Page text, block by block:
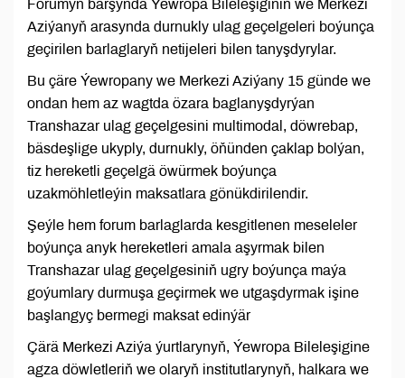
Forumyň barşynda Ýewropa Bileleşiginiň we Merkezi
Aziýanyň arasynda durnukly ulag geçelgeleri boýunça
geçirilen barlaglaryň netijeleri bilen tanyşdyrylar.
Bu çäre Ýewropany we Merkezi Aziýany 15 günde we
ondan hem az wagtda özara baglanyşdyrýan
Transhazar ulag geçelgesini multimodal, döwrebap,
bäsdeşlige ukyply, durnukly, öňünden çaklap bolýan,
tiz hereketli geçelgä öwürmek boýunça
uzakmöhletleýin maksatlara gönükdirilendir.
Şeýle hem forum barlaglarda kesgitlenen meseleler
boýunça anyk hereketleri amala aşyrmak bilen
Transhazar ulag geçelgesiniň ugry boýunça maýa
goýumlary durmuşa geçirmek we utgaşdyrmak işine
başlangyç bermegi maksat edinýär
Çärä Merkezi Aziýa ýurtlarynyň, Ýewropa Bileleşigine
agza döwletleriň we olaryň institutlarynyň, halkara we